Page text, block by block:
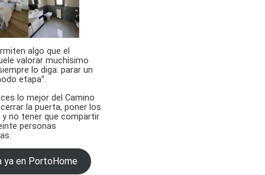
algo que el
valorar muchísimo
lo diga: parar un
etapa”.
lo mejor del Camino
la puerta, poner los
no tener que compartir
personas
ya en PortoHome